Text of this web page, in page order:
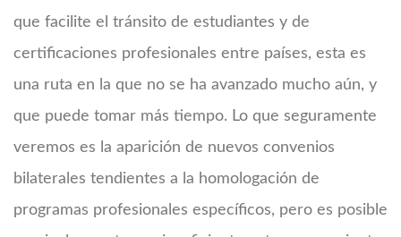
que facilite el tránsito de estudiantes y de
certificaciones profesionales entre países, esta es
una ruta en la que no se ha avanzado mucho aún, y
que puede tomar más tiempo. Lo que seguramente
veremos es la aparición de nuevos convenios
bilaterales tendientes a la homologación de
programas profesionales específicos, pero es posible